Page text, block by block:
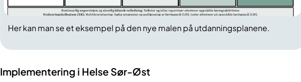
Her kan man se et eksempel på den nye malen på utdanningsplanene.
Implementering i Helse Sør-Øst